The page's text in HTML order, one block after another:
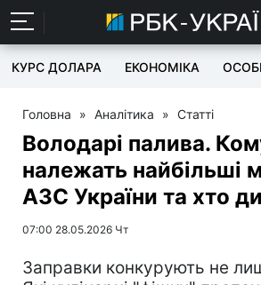
КУРС ДОЛАРА ЕКОНОМІКА
Головна » Аналітика » Статті
Володарі палива.
належать найбільші
АЗС України та хто
07:00 28.05.2026 Чт
Заправки конкурують не